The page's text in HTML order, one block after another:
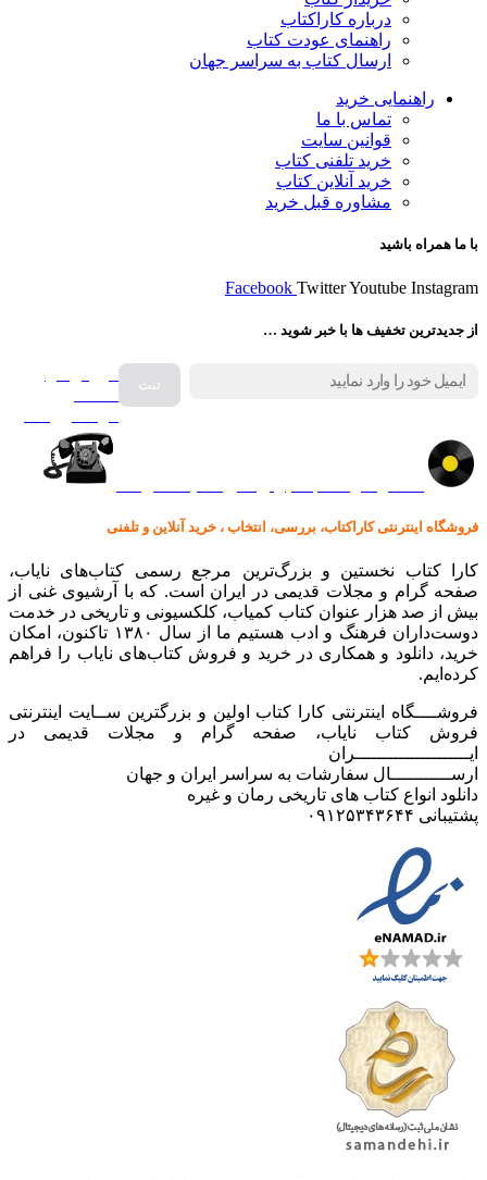
درباره کاراکتاب
راهنمای عودت کتاب
ارسال کتاب به سراسر جهان
راهنمایی خرید
تماس با ما
قوانین سایت
خرید تلفنی کتاب
خرید آنلاین کتاب
مشاوره قبل خرید
با ما همراه باشید
Facebook TwitterYoutube Instagram
از جدیدترین تخفیف ها با خبر شوید …
فروش انواع
فروشگاه اینترنتی کاراکتاب، بررسی، انتخاب ، خرید آنلاین و تلفنی
کارا کتاب نخستین و بزرگ‌ترین مرجع رسمی کتاب‌های نایاب،
صفحه گرام و مجلات قدیمی در ایران است. که با آرشیوی غنی از
بیش از صد هزار عنوان کتاب کمیاب، کلکسیونی و تاریخی در خدمت
دوست‌داران فرهنگ و ادب هستیم ما از سال ۱۳۸۰ تاکنون، امکان
خرید، دانلود و همکاری در خرید و فروش کتاب‌های نایاب را فراهم
کرده‌ایم.
فروشــــگاه اینترنتی کارا کتاب اولین و بزرگترین ســایت اینترنتی
فروش کتاب نایاب، صفحه گرام و مجلات قدیمی در
ایـــــــــــــــــــــران
ارســـــــــــال سفارشات به سراسر ایران و جهان
دانلود انواع کتاب های تاریخی رمان و غیره
پشتیبانی ۰۹۱۲۵۳۴۳۶۴۴